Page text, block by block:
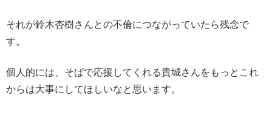
それが鈴木杏樹さんとの不倫につながっていたら残念で
す。
個人的には、そばで応援してくれる貴城さんをもっとこれ
からは大事にしてほしいなと思います。